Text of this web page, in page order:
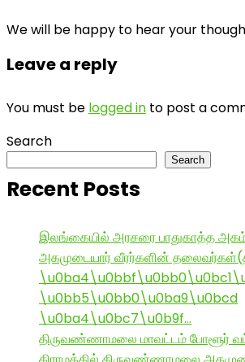
We will be happy to hear your
Leave a reply
You must be logged in to post a
Search
Search
Recent Posts
இலங்கையில் அரசரை பாதுகாத்த
அகமுடையார் வீரர்களின்
\u0bb5\u0bb0\u0ba9\u0bcd
\u0ba4\u0bc7\u0b9f…
திருவண்ணாமலை மாவட்டம் போளூர்